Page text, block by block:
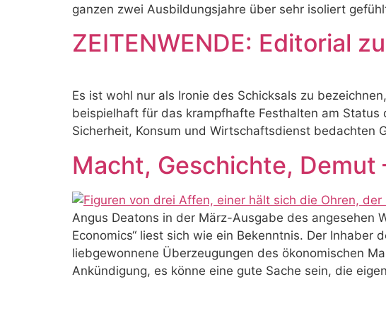
ganzen zwei Ausbildungsjahre über sehr isoliert
ZEITENWENDE: Editorial
Es ist wohl nur als Ironie des Schicksals zu
beispielhaft für das krampfhafte Festhalten am
Sicherheit, Konsum und Wirtschaftsdienst
Macht, Geschichte, Demut
Angus Deatons in der März-Ausgabe des angesehen
Economics“ liest sich wie ein Bekenntnis. Der
liebgewonnene Überzeugungen des ökonomischen
Ankündigung, es könne eine gute Sache sein, die